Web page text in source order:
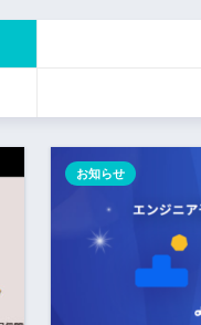
お知らせ